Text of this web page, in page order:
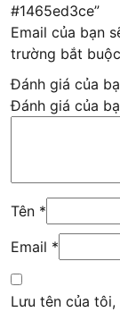
#1465ed3ce”
Email của bạn
trường bắt
Đánh giá của
Đánh giá của
Tên *
Email *
Lưu tên của